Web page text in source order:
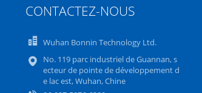
CONTACTEZ-NOUS
Wuhan Bonnin Technology Ltd.
No. 119 parc industriel de Guannan, s
ecteur de pointe de développement d
e lac est, Wuhan, Chine